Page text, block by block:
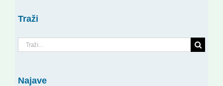
Traži
Traži...
Najave